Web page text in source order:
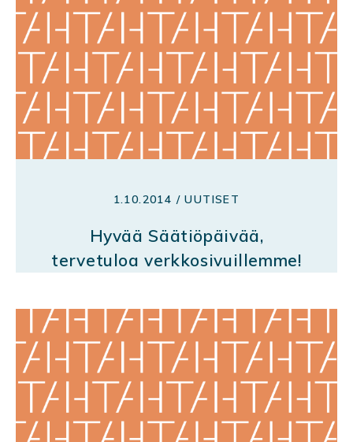
1.10.2014 / UUTISET
Hyvää Säätiöpäivää,
tervetuloa verkkosivuillemme!